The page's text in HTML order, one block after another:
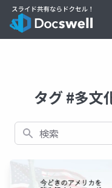
タグ #多文
検索